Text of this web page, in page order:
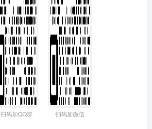
扫码加QQ群 扫码加微信